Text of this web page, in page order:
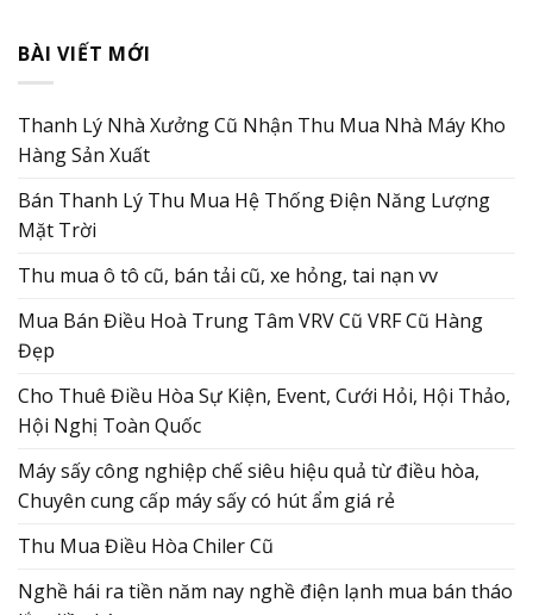
BÀI VIẾT MỚI
Thanh Lý Nhà Xưởng Cũ Nhận Thu Mua Nhà Máy Kho
Hàng Sản Xuất
Bán Thanh Lý Thu Mua Hệ Thống Điện Năng Lượng
Mặt Trời
Thu mua ô tô cũ, bán tải cũ, xe hỏng, tai nạn vv
Mua Bán Điều Hoà Trung Tâm VRV Cũ VRF Cũ Hàng
Đẹp
Cho Thuê Điều Hòa Sự Kiện, Event, Cưới Hỏi, Hội Thảo,
Hội Nghị Toàn Quốc
Máy sấy công nghiệp chế siêu hiệu quả từ điều hòa,
Chuyên cung cấp máy sấy có hút ẩm giá rẻ
Thu Mua Điều Hòa Chiler Cũ
Nghề hái ra tiền năm nay nghề điện lạnh mua bán tháo